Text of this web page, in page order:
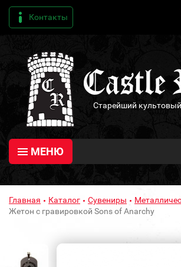
Контакты
Старейший
МЕНЮ
Главная Каталог Сувениры
Жетон с гравировкой Sons of Anarchy